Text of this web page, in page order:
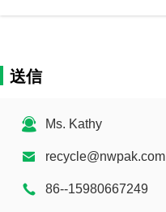
送信
Ms. Kathy
recycle@nwpak.com
86--15980667249